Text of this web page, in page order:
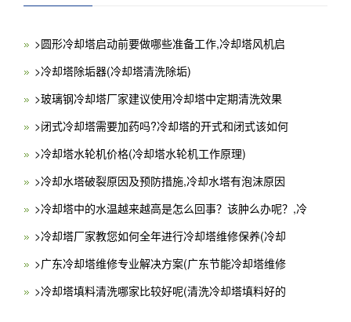
>圆形冷却塔启动前要做哪些准备工作,冷却塔风机启
>冷却塔除垢器(冷却塔清洗除垢)
>玻璃钢冷却塔厂家建议使用冷却塔中定期清洗效果
>闭式冷却塔需要加药吗?冷却塔的开式和闭式该如何
>冷却塔水轮机价格(冷却塔水轮机工作原理)
>冷却水塔破裂原因及预防措施,冷却水塔有泡沫原因
>冷却塔中的水温越来越高是怎么回事？该肿么办呢？,冷
>冷却塔厂家教您如何全年进行冷却塔维修保养(冷却
>广东冷却塔维修专业解决方案(广东节能冷却塔维修
>冷却塔填料清洗哪家比较好呢(清洗冷却塔填料好的